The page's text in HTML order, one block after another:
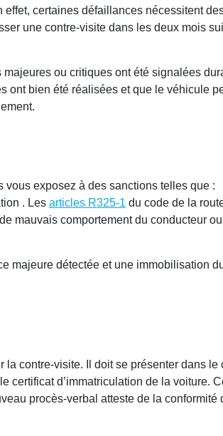
certaines défaillances nécessitent
une contre-visite dans les deux mois
ou critiques ont été signalées
ont bien été réalisées et que le véhicule
exposez à des sanctions telles que :
. Les articles R325-1 du code de la
mauvais comportement du conducteur
majeure détectée et une immobilisation
contre-visite. Il doit se présenter dans le
certificat d’immatriculation de la voiture.
procès-verbal atteste de la conformité